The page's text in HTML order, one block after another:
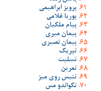
پرویز ابراهیمی
پوریا غلامی
پیام ملکیان
پیمان میری
پیمان نصیری
تبریک
تسلیت
تمرین
تنیس روی میز
تکواندو مس